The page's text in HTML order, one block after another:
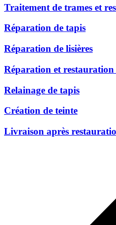
Traitement de trames et
Réparation de tapis
Réparation de lisières
Réparation et restauration
Relainage de tapis
Création de teinte
Livraison après